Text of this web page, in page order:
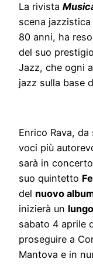
La rivista
scena
80 anni, ha
del suo
Jazz, che ogni
jazz sulla base
Enrico Rava,
voci più
sarà in
suo quintetto
del nuovo
inizierà un
sabato 4 aprile
proseguire a
Mantova e in